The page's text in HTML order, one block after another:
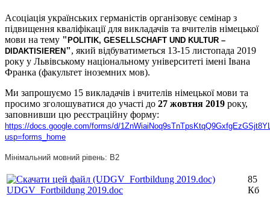
Асоціація українських германістів організовує семінар з
підвищення кваліфікації для викладачів та вчителів німецької
мови на тему " POLITIK, GESELLSCHAFT UND KULTUR –
DIDAKTISIEREN ", який відбуватиметься 13-15 листопада 2019
року у Львівському національному університеті імені Івана
Франка (факультет іноземних мов).
Ми запрошуємо 15 викладачів і вчителів німецької мови та
просимо зголошуватися до участі до 27 жовтня 2019 року,
заповнивши цю реєстраційну форму:
https://docs.google.com/forms/d/
usp=forms_home
Мінімальний мовний рівень: В2
UDGV_Fortbildung 2019.doc
85
Кб